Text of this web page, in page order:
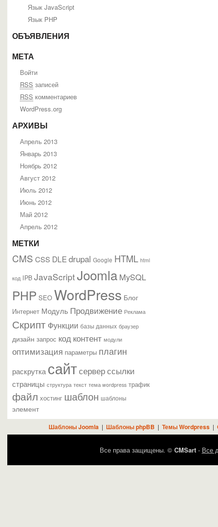
Язык JavaScript
Язык PHP
ОБЪЯВЛЕНИЯ
МЕТА
Войти
RSS записей
RSS комментариев
WordPress.org
АРХИВЫ
Апрель 2013
Январь 2013
Ноябрь 2012
Август 2012
Июль 2012
Июнь 2012
Май 2012
Апрель 2012
МЕТКИ
CMS CSS DLEdrupal Google HTML html
код IPB JavaScriptJoomla MySQL
PHP SEO WordPress Блог
Интернет Модуль Продвижение Реклама
Скрипт Функции базы данных браузер
дизайн запрос код контент модули
оптимизация параметры плагин
раскрутка сайтсерверссылки
страницы структура текст тема wordpress трафик
файл хостинг шаблон шаблоны
элемент
Шаблоны Joomla | Шаблоны phpBB | Темы Wordpress|
Все права защищены. © CMSart- Все